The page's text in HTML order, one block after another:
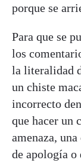
porque se
Para que se
los
la literalidad
un chiste
incorrecto
que hacer un
amenaza,
de apología